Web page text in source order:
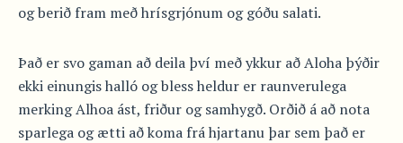
og berið fram með hrísgrjónum og góðu salati.
Það er svo gaman að deila því með ykkur að Aloha þýðir
ekki einungis halló og bless heldur er raunverulega
merking Alhoa ást, friður og samhygð. Orðið á að nota
sparlega og ætti að koma frá hjartanu þar sem það er